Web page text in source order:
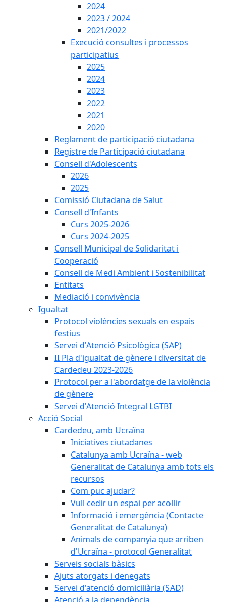
2024
2023 / 2024
2021/2022
Execució consultes i processos
participatius
2025
2024
2023
2022
2021
2020
Reglament de participació ciutadana
Registre de Participació ciutadana
Consell d'Adolescents
2026
2025
Comissió Ciutadana de Salut
Consell d'Infants
Curs 2025-2026
Curs 2024-2025
Consell Municipal de Solidaritat i
Cooperació
Consell de Medi Ambient i Sostenibilitat
Entitats
Mediació i convivència
Igualtat
Protocol violències sexuals en espais
festius
Servei d'Atenció Psicològica (SAP)
II Pla d'igualtat de gènere i diversitat de
Cardedeu 2023-2026
Protocol per a l'abordatge de la violència
de gènere
Servei d'Atenció Integral LGTBI
Acció Social
Cardedeu, amb Ucraïna
Iniciatives ciutadanes
Catalunya amb Ucraïna - web
Generalitat de Catalunya amb tots els
recursos
Com puc ajudar?
Vull cedir un espai per acollir
Informació i emergència (Contacte
Generalitat de Catalunya)
Animals de companyia que arriben
d'Ucraïna - protocol Generalitat
Serveis socials bàsics
Ajuts atorgats i denegats
Servei d'atenció domiciliària (SAD)